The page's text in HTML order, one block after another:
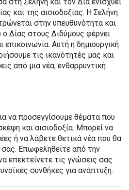
και της αισιοδοξίας. Η Σελήνη
στην υπευθυνότητα και
Δίας στους Διδύμους φέρνει
επικοινωνία. Αυτή η δημιουργική
τις ικανότητές μας και
από μια νέα, ενθαρρυντική
να προσεγγίσουμε θέματα που
και αισιοδοξία. Μπορεί να
ή να λάβετε θετικά νέα που θα
σας. Επωφεληθείτε από την
επεκτείνετε τις γνώσεις σας
συνθήκες για ανάπτυξη.